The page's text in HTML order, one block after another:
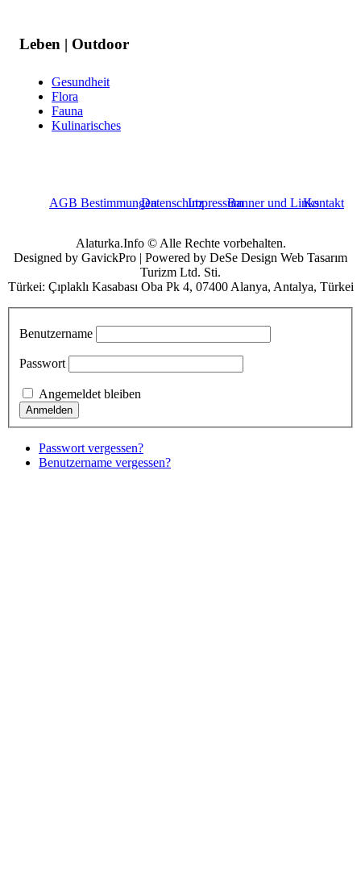
Leben | Outdoor
Gesundheit
Flora
Fauna
Kulinarisches
AGB BestimmungenDatenschutzImpressumBanner und LinksKontakt
Alaturka.Info © Alle Rechte vorbehalten.
Designed by GavickPro | Powered by DeSe Design Web Tasarım
Turizm Ltd. Sti.
Türkei: Çıplaklı Kasabası Oba Pk 4, 07400 Alanya, Antalya, Türkei
Benutzername
Passwort
Angemeldet bleiben
Passwort vergessen?
Benutzername vergessen?